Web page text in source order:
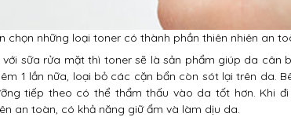
chọn những loại toner có thành phần thiên nhiên an
với sữa rửa mặt thì toner sẽ là sản phẩm giúp da cân
1 lần nữa, loại bỏ các cặn bẩn còn sót lại trên da.
tiếp theo có thể thẩm thấu vào da tốt hơn. Khi
an toàn, có khả năng giữ ẩm và làm dịu da.